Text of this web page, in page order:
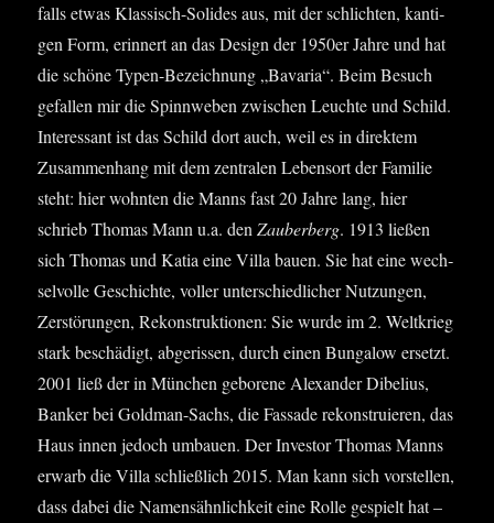
falls etwas Klas­sisch-Soli­des aus, mit der schlich­ten, kan­ti­
gen Form, erin­nert an das Design der 1950er Jah­re und hat
die schö­ne Typen-Bezeich­nung „Bava­ria“. Beim Besuch
gefal­len mir die Spinn­we­ben zwi­schen Leuch­te und Schild.
Inter­es­sant ist das Schild dort auch, weil es in direk­tem
Zusam­men­hang mit dem zen­tra­len Lebens­ort der Fami­lie
steht: hier wohn­ten die Manns fast 20 Jah­re lang, hier
schrieb Tho­mas Mann u.a. denZau­ber­berg. 1913 lie­ßen
sich Tho­mas und Katia eine Vil­la bau­en. Sie hat eine wech­
sel­vol­le Geschich­te, vol­ler unter­schied­li­cher Nut­zun­gen,
Zer­stö­run­gen, Rekon­struk­tio­nen: Sie wur­de im 2. Welt­krieg
stark beschä­digt, abge­ris­sen, durch einen Bun­ga­low ersetzt.
2001 ließ der in Mün­chen gebo­re­ne Alex­an­der Dibe­l­i­us,
Ban­ker bei Gold­man-Sachs, die Fas­sa­de rekon­stru­ie­ren, das
Haus innen jedoch umbau­en. Der Inves­tor Tho­mas Manns
erwarb die Vil­la schließ­lich 2015. Man kann sich vor­stel­len,
dass dabei die Namens­ähn­lich­keit eine Rol­le gespielt hat –